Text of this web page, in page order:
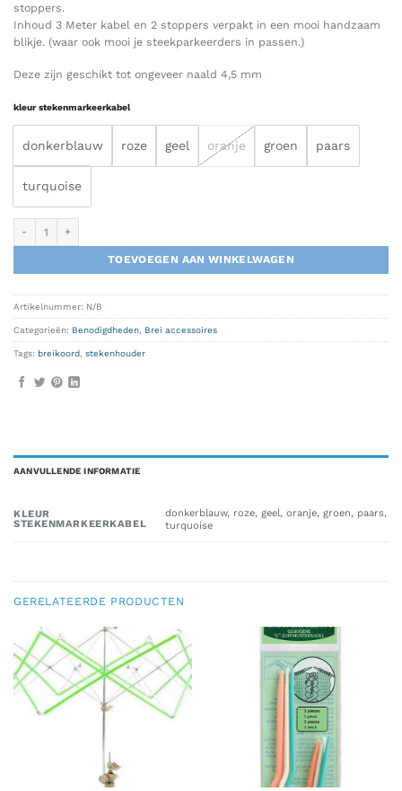
stoppers.
Inhoud 3 Meter kabel en 2 stoppers verpakt in een mooi handzaam
blikje. (waar ook mooi je steekparkeerders in passen.)
Deze zijn geschikt tot ongeveer naald 4,5 mm
kleur stekenmarkeerkabel
donkerblauw roze geel oranje groen paars
turquoise
TOEVOEGEN AAN WINKELWAGEN
Artikelnummer: N/B
Categorieën: Benodigdheden Brei accessoires
Tags: breikoord stekenhouder
AANVULLENDE INFORMATIE
KLEUR
STEKENMARKEERKABEL
donkerblauw, roze, geel, oranje, groen, paars,
turquoise
GERELATEERDE PRODUCTEN